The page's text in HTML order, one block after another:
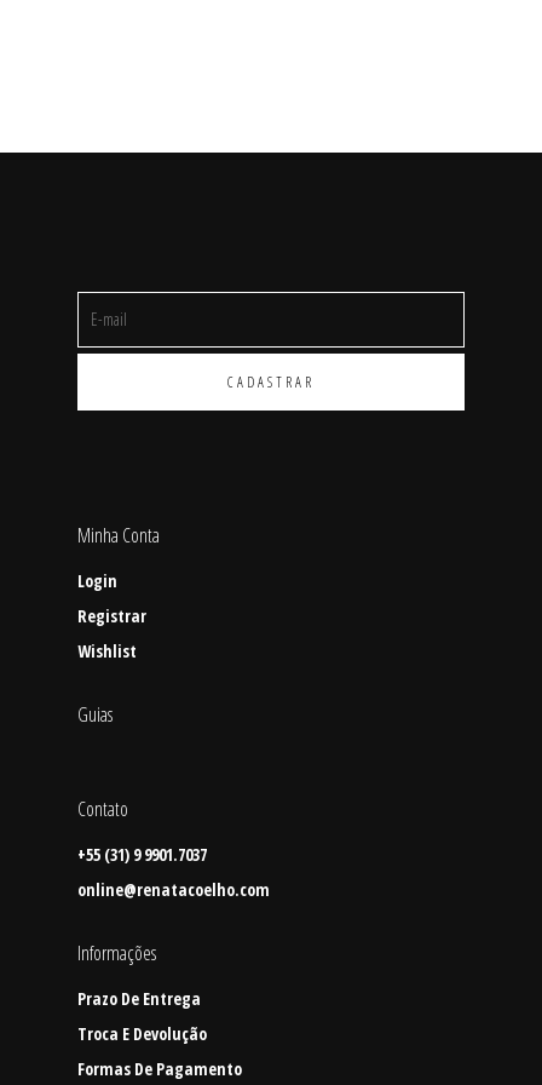
Minha Conta
Login
Registrar
Wishlist
Guias
Contato
+55 (31) 9 9901.7037
online@renatacoelho.com
Informações
Prazo De Entrega
Troca E Devolução
Formas De Pagamento